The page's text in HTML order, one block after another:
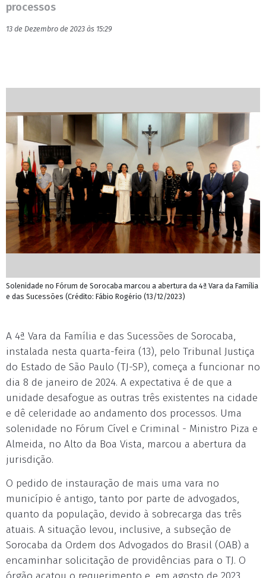
processos
13 de Dezembro de 2023 às 15:29
Solenidade no Fórum de Sorocaba marcou a abertura da 4ª Vara da Família
e das Sucessões (Crédito: Fábio Rogério (13/12/2023)
A 4ª Vara da Família e das Sucessões de Sorocaba,
instalada nesta quarta-feira (13), pelo Tribunal Justiça
do Estado de São Paulo (TJ-SP), começa a funcionar no
dia 8 de janeiro de 2024. A expectativa é de que a
unidade desafogue as outras três existentes na cidade
e dê celeridade ao andamento dos processos. Uma
solenidade no Fórum Cível e Criminal - Ministro Piza e
Almeida, no Alto da Boa Vista, marcou a abertura da
jurisdição.
O pedido de instauração de mais uma vara no
município é antigo, tanto por parte de advogados,
quanto da população, devido à sobrecarga das três
atuais. A situação levou, inclusive, a subseção de
Sorocaba da Ordem dos Advogados do Brasil (OAB) a
encaminhar solicitação de providências para o TJ. O